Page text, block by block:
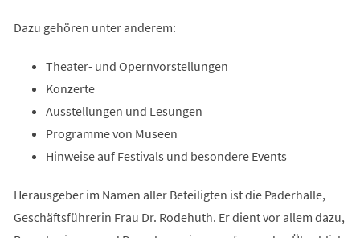
Dazu gehören unter anderem:
Theater- und Opernvorstellungen
Konzerte
Ausstellungen und Lesungen
Programme von Museen
Hinweise auf Festivals und besondere Events
Herausgeber im Namen aller Beteiligten ist die Paderhalle,
Geschäftsführerin Frau Dr. Rodehuth. Er dient vor allem dazu,